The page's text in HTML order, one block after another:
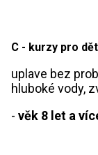
C - kurzy pro
uplave bez
hluboké vody,
- věk 8 let a